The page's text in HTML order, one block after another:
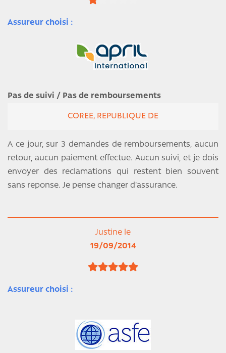
Assureur choisi :
Pas de suivi / Pas de remboursements
COREE, REPUBLIQUE DE
A ce jour, sur 3 demandes de remboursements, aucun
retour, aucun paiement effectue. Aucun suivi, et je dois
envoyer des reclamations qui restent bien souvent
sans reponse. Je pense changer d'assurance.
Justine le
19/09/2014
Assureur choisi :